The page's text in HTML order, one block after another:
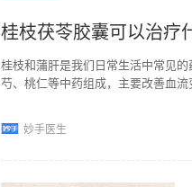
桂枝茯苓胶囊可以治疗
桂枝和蒲肝是我们日常生活中常见
芍、桃仁等中药组成，主要改善血
妙手医生